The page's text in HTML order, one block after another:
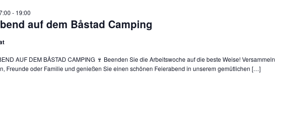
auf dem Båstad Camping
- 19:00
AUF DEM BÅSTAD CAMPING 🍷 Beenden Sie die Arbeitswoche auf die beste Weise! Versammeln
Freunde oder Familie und genießen Sie einen schönen Feierabend in unserem gemütlichen […]